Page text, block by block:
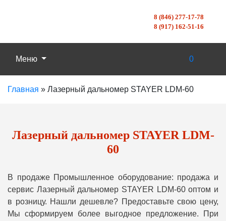
8 (846) 277-17-78
8 (917) 162-51-16
Меню 0
Главная » Лазерный дальномер STAYER LDM-60
Лазерный дальномер STAYER LDM-
60
В продаже Промышленное оборудование: продажа и
сервис Лазерный дальномер STAYER LDM-60 оптом и
в розницу. Нашли дешевле? Предоставьте свою цену,
Мы сформируем более выгодное предложение. При